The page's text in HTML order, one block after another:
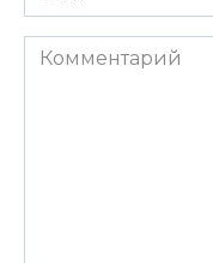
Комментарий